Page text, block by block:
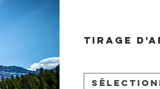
Tirage